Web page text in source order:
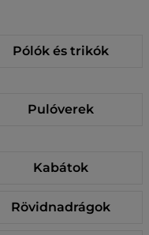
Pólók és trikók
Pulóverek
Kabátok
Rövidnadrágok